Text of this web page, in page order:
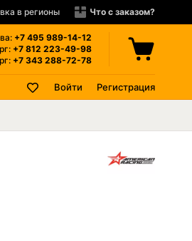
в регионы Что с заказом?
+7 495 989-14-12
+7 812 223-49-98
+7 343 288-72-78
Войти Регистрация